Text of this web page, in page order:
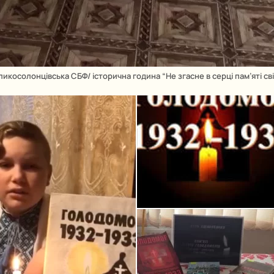
СБФ/ історична година “Не згасне в серці пам’яті